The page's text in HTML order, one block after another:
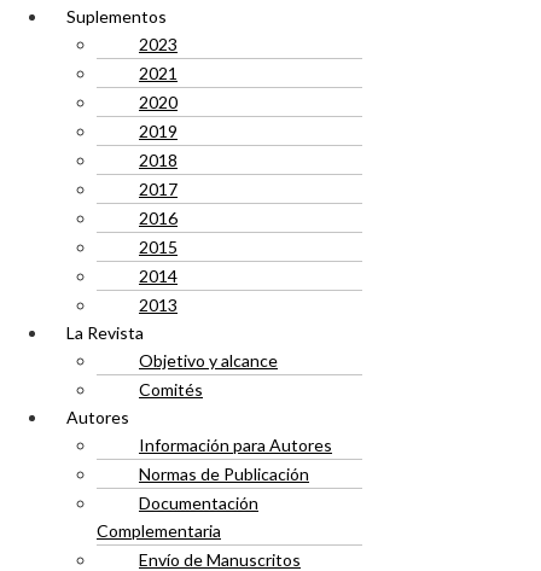
Suplementos
2023
2021
2020
2019
2018
2017
2016
2015
2014
2013
La Revista
Objetivo y alcance
Comités
Autores
Información para Autores
Normas de Publicación
Documentación
Complementaria
Envío de Manuscritos